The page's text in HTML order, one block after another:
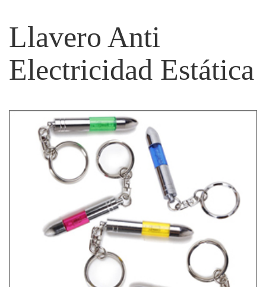
Llavero Anti
Electricidad Estática